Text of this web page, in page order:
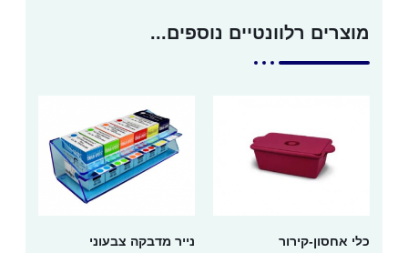
מוצרים רלוונטיים נוספים...
כלי אחסון-קירור נייר מדבקה צבעוני